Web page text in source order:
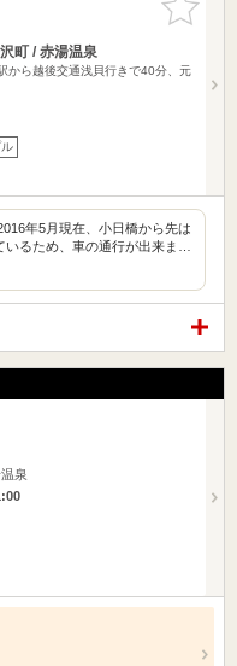
りに追加
町 / 赤湯温泉
から越後交通浅貝行きで40分、元
年5月現在、小日橋から先は
るため、車の通行が出来ま…
泉